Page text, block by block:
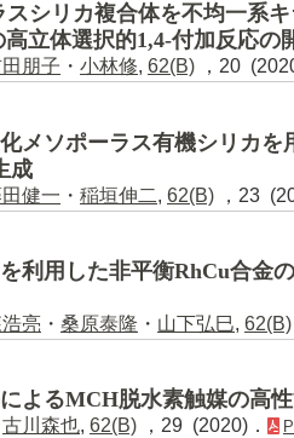
シリカ複合体を不均一系
立体選択的1,4-付加反応の
朋子 ・ 小林修, 62(B) ，20
メソポーラス有機シリカ
成
健一 ・ 稲垣伸二, 62(B) ，23
利用した非平衡RhCu合金
亮 ・ 桑原泰隆 ・ 山下弘巳, 62(B)
よるMCH脱水素触媒の高
古川森也, 62(B) ，29 (2020)．